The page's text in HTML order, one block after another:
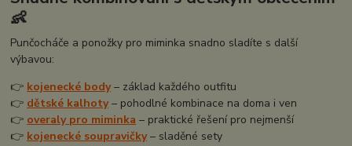
👶
Punčocháče a ponožky pro miminka snadno sladíte s další
výbavou:
👉 kojenecké body– základ každého outfitu
👉 dětské kalhoty– pohodlné kombinace na doma i ven
👉 overaly pro miminka – praktické řešení pro nejmenší
👉 kojenecké soupravičky– sladěné sety